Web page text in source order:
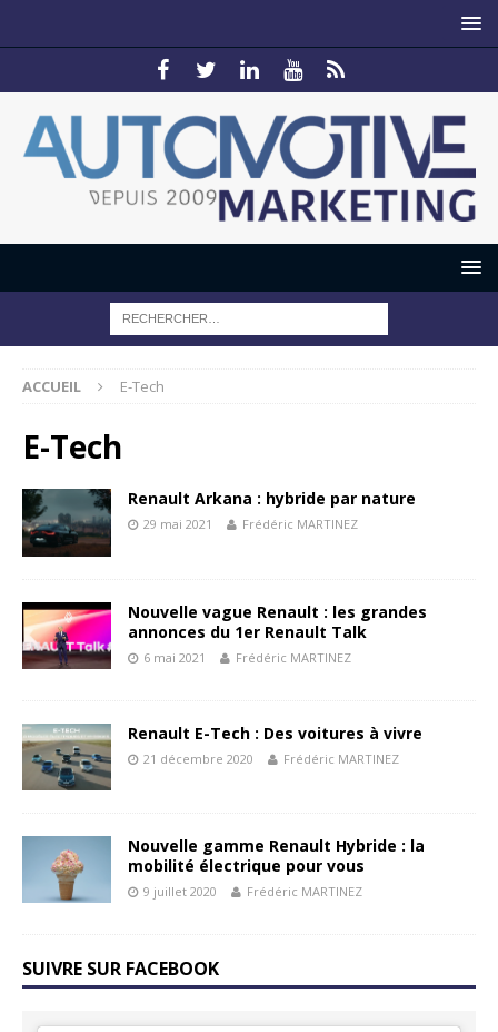
ACCUEIL E-Tech
E-Tech
Renault Arkana : hybride par nature
29 mai 2021 Frédéric MARTINEZ
Nouvelle vague Renault : les grandes
annonces du 1er Renault Talk
6 mai 2021 Frédéric MARTINEZ
Renault E-Tech : Des voitures à vivre
21 décembre 2020 Frédéric MARTINEZ
Nouvelle gamme Renault Hybride : la
mobilité électrique pour vous
9 juillet 2020 Frédéric MARTINEZ
SUIVRE SUR FACEBOOK